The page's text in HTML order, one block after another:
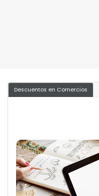
Descuentos en Comercios